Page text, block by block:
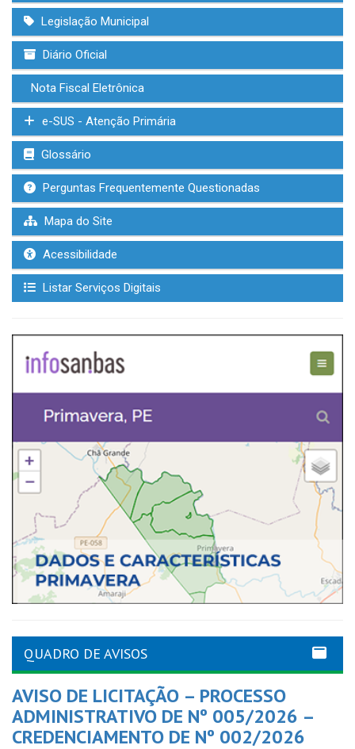
Legislação Municipal
Diário Oficial
Nota Fiscal Eletrônica
e-SUS - Atenção Primária
Glossário
Perguntas Frequentemente Questionadas
Mapa do Site
Acessibilidade
Listar Serviços Digitais
QUADRO DE AVISOS
AVISO DE LICITAÇÃO – PROCESSO
ADMINISTRATIVO DE Nº 005/2026 –
CREDENCIAMENTO DE Nº 002/2026